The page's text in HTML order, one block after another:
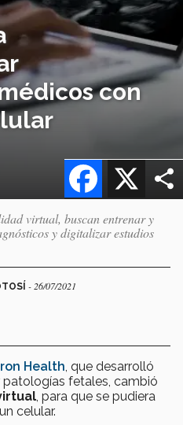
con
X
Facebook
virtual, buscan entrenar y
y digitalizar estudios
- 26/07/2021
Health , que desarrolló
fetales, cambió
, para que se pudiera
celular.